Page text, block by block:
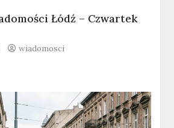
Łódź – Czwartek
wiadomosci